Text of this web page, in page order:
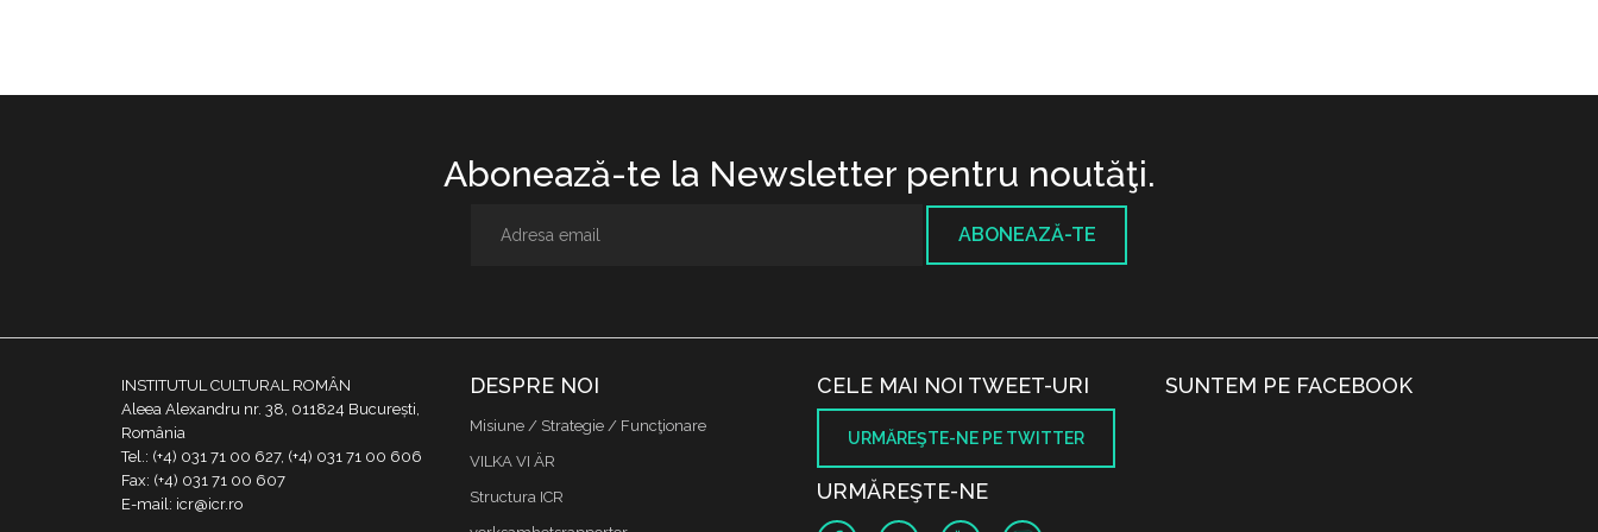
Abonează-te la Newsletter pentru noutăţi.
ABONEAZĂ-TE
INSTITUTUL CULTURAL ROMÂN
Aleea Alexandru nr. 38, 011824 București,
România
Tel.: (+4) 031 71 00 627, (+4) 031 71 00 606
Fax: (+4) 031 71 00 607
E-mail: icr@icr.ro
DESPRE NOI
Misiune / Strategie / Funcţionare
VILKA VI ÄR
Structura ICR
CELE MAI NOI TWEET-URI
URMĂREŞTE-NE PE TWITTER
URMĂREŞTE-NE
SUNTEM PE FACEBOOK